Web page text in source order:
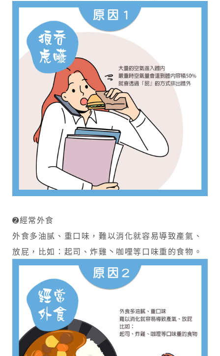
➋經常外食
外食多油腻、重口味，難以消化就容易導致產氣、
放屁，比如：起司、炸雞丶咖哩等口味重的食物。